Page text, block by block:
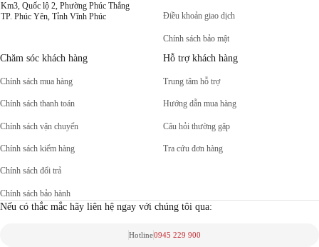
Km3, Quốc lộ 2, Phường Phúc Thắng
TP. Phúc Yên, Tỉnh Vĩnh Phúc
Điều khoản giao dịch
Chính sách bảo mật
Chăm sóc khách hàng
Chính sách mua hàng
Chính sách thanh toán
Chính sách vận chuyển
Chính sách kiểm hàng
Chính sách đổi trả
Chính sách bảo hành
Hỗ trợ khách hàng
Trung tâm hỗ trợ
Hướng dẫn mua hàng
Câu hỏi thường gặp
Tra cứu đơn hàng
Nếu có thắc mắc hãy liên hệ ngay với chúng tôi qua:
Hotline0945 229 900